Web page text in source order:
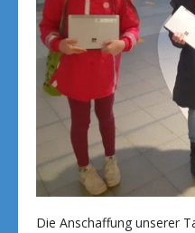
Die Anschaffung unserer